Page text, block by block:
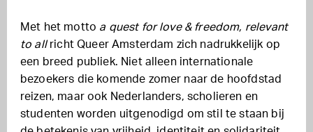
Met het motto a quest for love & freedom, relevant
to allricht Queer Amsterdam zich nadrukkelijk op
een breed publiek. Niet alleen internationale
bezoekers die komende zomer naar de hoofdstad
reizen, maar ook Nederlanders, scholieren en
studenten worden uitgenodigd om stil te staan bij